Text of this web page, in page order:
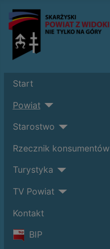
Start
Powiat
Starostwo
Rzecznik konsumentów
Turystyka
TV Powiat
Kontakt
BIP